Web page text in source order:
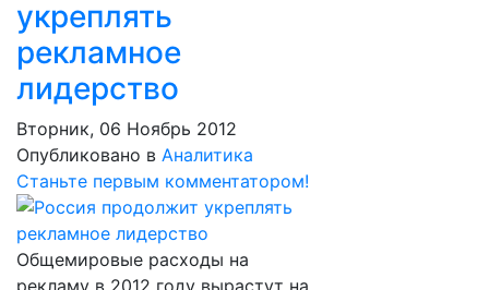
укреплять
рекламное
лидерство
Вторник, 06 Ноябрь 2012
Опубликовано в Аналитика
Станьте первым комментатором!
Общемировые расходы на
рекламу в 2012 году вырастут на